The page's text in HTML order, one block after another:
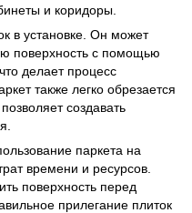
и коридоры.
в установке. Он может
поверхность с помощью
делает процесс
также легко обрезается
создавать
паркета на
времени и ресурсов.
поверхность перед
прилегание плиток